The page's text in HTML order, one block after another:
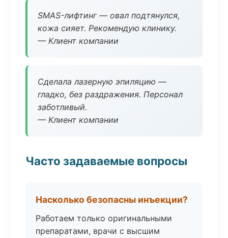
SMAS-лифтинг — овал подтянулся,
кожа сияет. Рекомендую клинику.
— Клиент компании
Сделала лазерную эпиляцию —
гладко, без раздражения. Персонал
заботливый.
— Клиент компании
Часто задаваемые вопросы
Насколько безопасны инъекции?
Работаем только оригинальными
препаратами, врачи с высшим